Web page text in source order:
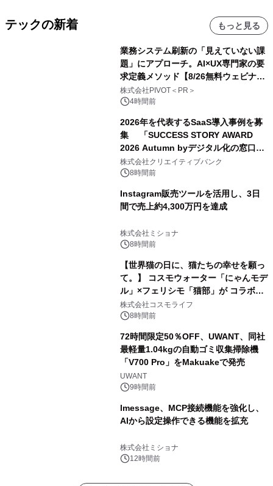
テックの新着 もっと見る
業務システム刷新の「見えていない課
題」にアプローチ。AI×UX専門家の要
求定義メソッド【8/26無料ウェビナ
ー】株式会社PIVOT
株式会社PIVOT＜PR＞
4時間前
2026年を代表するSaaS導入事例を募
集 「SUCCESS STORY AWARD
2026 Autumn byデジタル化の窓口」
開催
株式会社クリエイティブバンク
8時間前
Instagram販売ツールを活用し、3日
間で売上約4,300万円を達成
株式会社ミショナ
8時間前
【世界猫の日に、猫たちの幸せを願っ
て。】 コスモウォーター「にゃんモデ
ル」×フェリシモ「猫部」が コラボキ
ャンペーンを実施
株式会社コスモライフ
8時間前
72時間限定50％OFF、UWANT、同社
最軽量1.04kgの自動ゴミ収集掃除機
「V700 Pro」をMakuakeで発売
UWANT
9時間前
lmessage、MCP接続機能を強化し、
AIから設定操作できる機能を拡充
株式会社ミショナ
12時間前